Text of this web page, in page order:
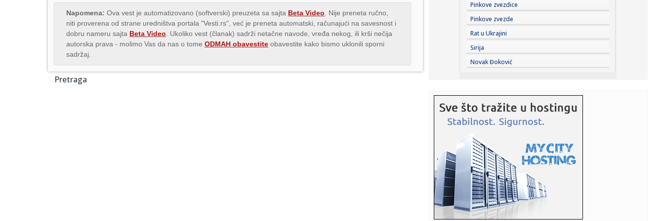
Napomena: Ova vest je automatizovano (softverski) preuzeta sa sajta Beta Video . Nije preneta ručno,
niti proverena od strane uredništva portala "Vesti.rs", već je preneta automatski, računajući na savesnost i
dobru nameru sajta Beta Video . Ukoliko vest (članak) sadrži netačne navode, vređa nekog, ili krši nečija
autorska prava - molimo Vas da nas o tome ODMAH obavestite obavestite kako bismo uklonili sporni
sadržaj.
Pretraga
21:05:Dolazi nam petak: Najzad blago osveženje, mogući
pljuskovi u No...
21:03:Evropa priča o Srbinu: Cvetkoviću dovoljno 16 sekundi za
najbr...
21:02:Fedorov se i dalje nada povratku
21:01: Spor u „MTU Maintenance Serbia“ stigao do evropskih
sindikaln...
21:00:
21:00:Srbiju bi zaštita od klimatskih promena mogla da košta
više od...
21:00:Evakuacija stanovnika dva naselja zbog požara u
Deliblatskoj pe...
20:58:Horor u Nemačkoj: Sudarila se dva tramvaja, više od 25
Pinkove zvezdice
Pinkove zvezde
Rat u Ukrajini
Sirija
Novak Đoković